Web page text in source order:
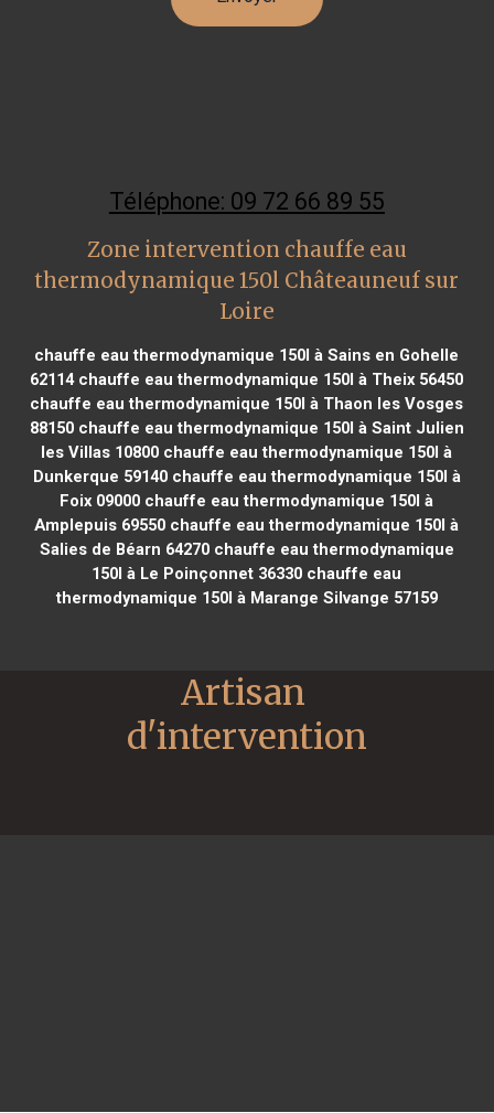
Téléphone: 09 72 66 89 55
Zone intervention chauffe eau
thermodynamique 150l Châteauneuf sur
Loire
chauffe eau thermodynamique 150l à Sains en Gohelle
62114chauffe eau thermodynamique 150l à Theix 56450
chauffe eau thermodynamique 150l à Thaon les Vosges
88150chauffe eau thermodynamique 150l à Saint Julien
les Villas 10800 chauffe eau thermodynamique 150l à
Dunkerque 59140chauffe eau thermodynamique 150l à
Foix 09000 chauffe eau thermodynamique 150l à
Amplepuis 69550 chauffe eau thermodynamique 150l à
Salies de Béarn 64270chauffe eau thermodynamique
150l à Le Poinçonnet 36330 chauffe eau
thermodynamique 150l à Marange Silvange 57159
Artisan
d'intervention